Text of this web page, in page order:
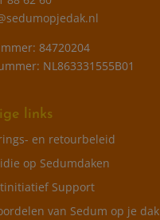
84720204
NL863331555B01
links
en retourbeleid
op Sedumdaken
Support
van Sedum op je dak